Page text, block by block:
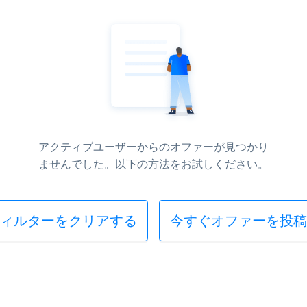
アクティブユーザーからのオファーが見つかり
ませんでした。以下の方法をお試しください。
ルターをクリアする 今すぐオファーを投